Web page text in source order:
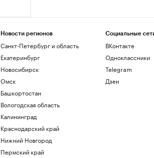
Новости регионов
Санкт-Петербург и область
Екатеринбург
Новосибирск
Омск
Башкортостан
Вологодская область
Калининград
Краснодарский край
Нижний Новгород
Пермский край
Социальные
ВКонтакте
Одноклассники
Telegram
Дзен